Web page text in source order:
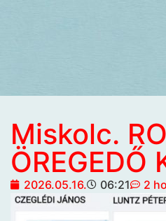
Miskolc.
ÖREGEDŐ
2026.05.16. 06:21 2